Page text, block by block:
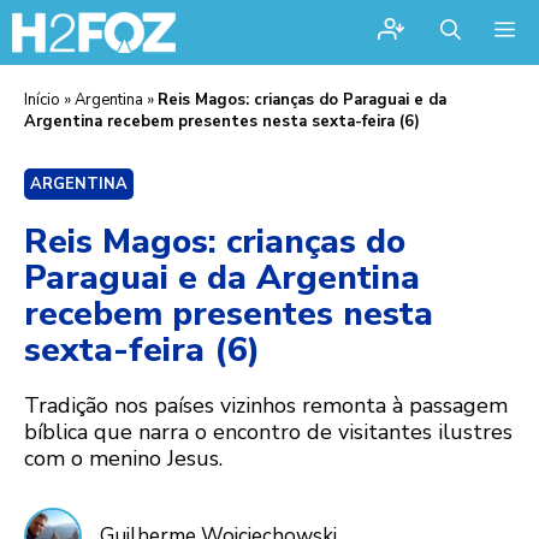
Início »Argentina » Reis Magos: crianças do Paraguai e da
Argentina recebem presentes nesta sexta-feira (6)
ARGENTINA
Reis Magos: crianças do
Paraguai e da Argentina
recebem presentes nesta
sexta-feira (6)
Tradição nos países vizinhos remonta à passagem
bíblica que narra o encontro de visitantes ilustres
com o menino Jesus.